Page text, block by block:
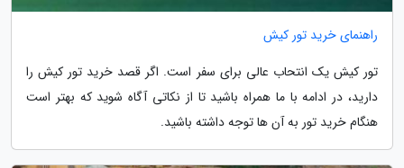
راهنمای خرید تور کیش
تور کیش یک انتحاب عالی برای سفر است. اگر قصد خرید تور کیش را
دارید، در ادامه با ما همراه باشید تا از نکاتی آگاه شوید که بهتر است
هنگام خرید تور به آن ها توجه داشته باشید.